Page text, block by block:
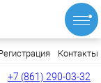
Контакты
+7 (861) 290-03-32